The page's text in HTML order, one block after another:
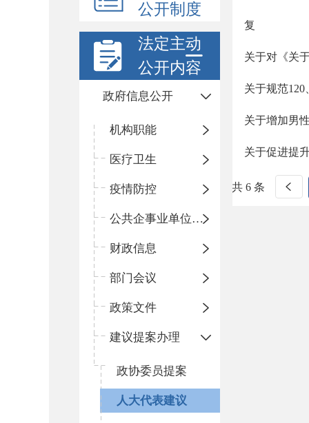
公开制度
法定主动
公开内容
政府信息公开
机构职能
医疗卫生
疫情防控
公共企事业单位信息公开
财政信息
部门会议
政策文件
建议提案办理
政协委员提案
人大代表建议
复
关于对《关
关于规范
关于增加男
关于促进提
共 6 条